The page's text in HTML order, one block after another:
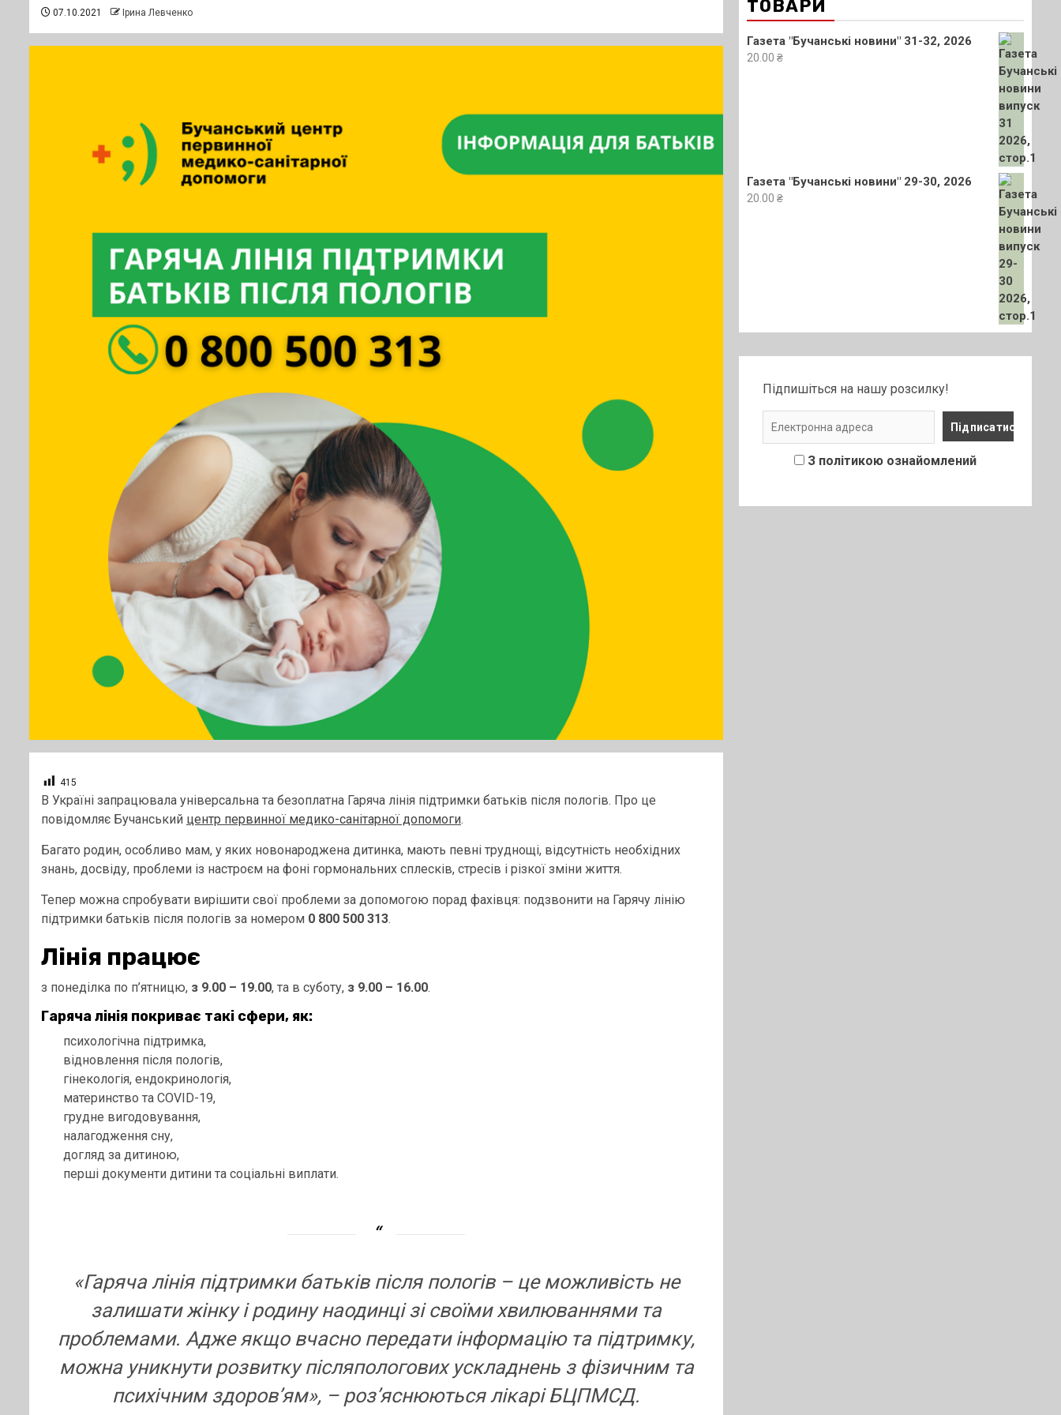
07.10.2021 Ірина Левченко
415
В Україні запрацювала універсальна та безоплатна Гаряча лінія підтримки батьків після пологів. Про це
повідомляє Бучанський центр первинної медико-санітарної допомоги.
Багато родин, особливо мам, у яких новонароджена дитинка, мають певні труднощі, відсутність необхідних
знань, досвіду, проблеми із настроєм на фоні гормональних сплесків, стресів і різкої зміни життя.
Тепер можна спробувати вирішити свої проблеми за допомогою порад фахівця: подзвонити на Гарячу лінію
підтримки батьків після пологів за номером 0 800 500 313.
Лінія працює
з понеділка по п’ятницю, з 9.00 – 19.00, та в суботу, з 9.00 – 16.00.
Гаряча лінія покриває такі сфери, як:
психологічна підтримка,
відновлення після пологів,
гінекологія, ендокринологія,
материнство та COVID-19,
грудне вигодовування,
налагодження сну,
догляд за дитиною,
перші документи дитини та соціальні виплати.
«Гаряча лінія підтримки батьків після пологів – це можливість не
залишати жінку і родину наодинці зі своїми хвилюваннями та
проблемами. Адже якщо вчасно передати інформацію та підтримку,
можна уникнути розвитку післяпологових ускладнень з фізичним та
психічним здоров’ям», – роз’яснюються лікарі БЦПМСД.
ТОВАРИ
Газета "Бучанські новини" 31-32, 2026
20.00 ₴
Газета "Бучанські новини" 29-30, 2026
20.00 ₴
Підпишіться на нашу розсилку!
З політикою ознайомлений